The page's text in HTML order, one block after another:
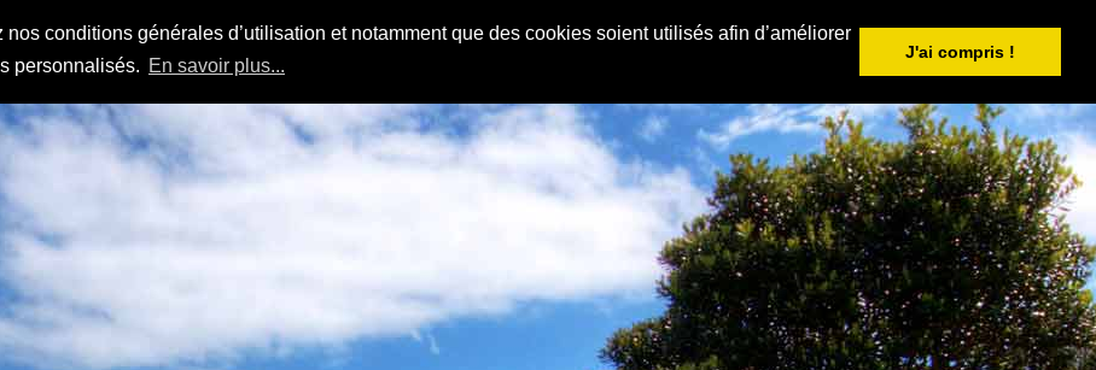
conditions générales d’utilisation et notamment que des cookies soient utilisés afin d’améliorer
personnalisés. En savoir plus...
J'ai compris !